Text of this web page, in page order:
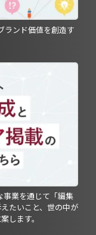
ランド価値を創造す
事業を通じて「編集
たいこと、世の中が
します。